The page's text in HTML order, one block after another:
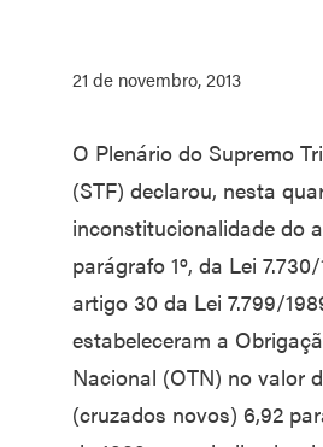
21 de novembro, 2013
O Plenário do Supremo
(STF) declarou, nesta
inconstitucionalidade do
parágrafo 1º, da Lei
artigo 30 da Lei 7.799/
estabeleceram a
Nacional (OTN) no valor
(cruzados novos) 6,92